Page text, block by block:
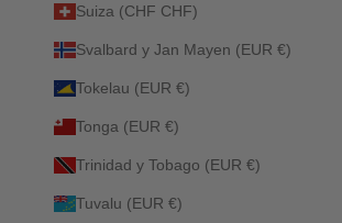
Suiza (CHF CHF)
Svalbard y Jan Mayen (EUR €)
Tokelau (EUR €)
Tonga (EUR €)
Trinidad y Tobago (EUR €)
Tuvalu (EUR €)